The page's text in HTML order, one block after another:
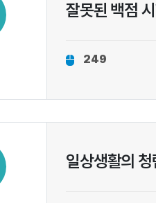
잘못된 백점 시
249
일상생활의 청